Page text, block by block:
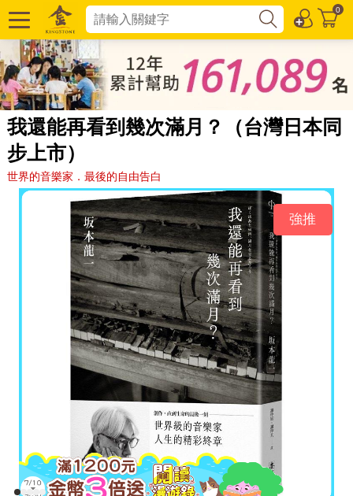
0
我還能再看到幾次滿月？（台灣日本同
步上市）
世界的音樂家．最後的自由告白
強推